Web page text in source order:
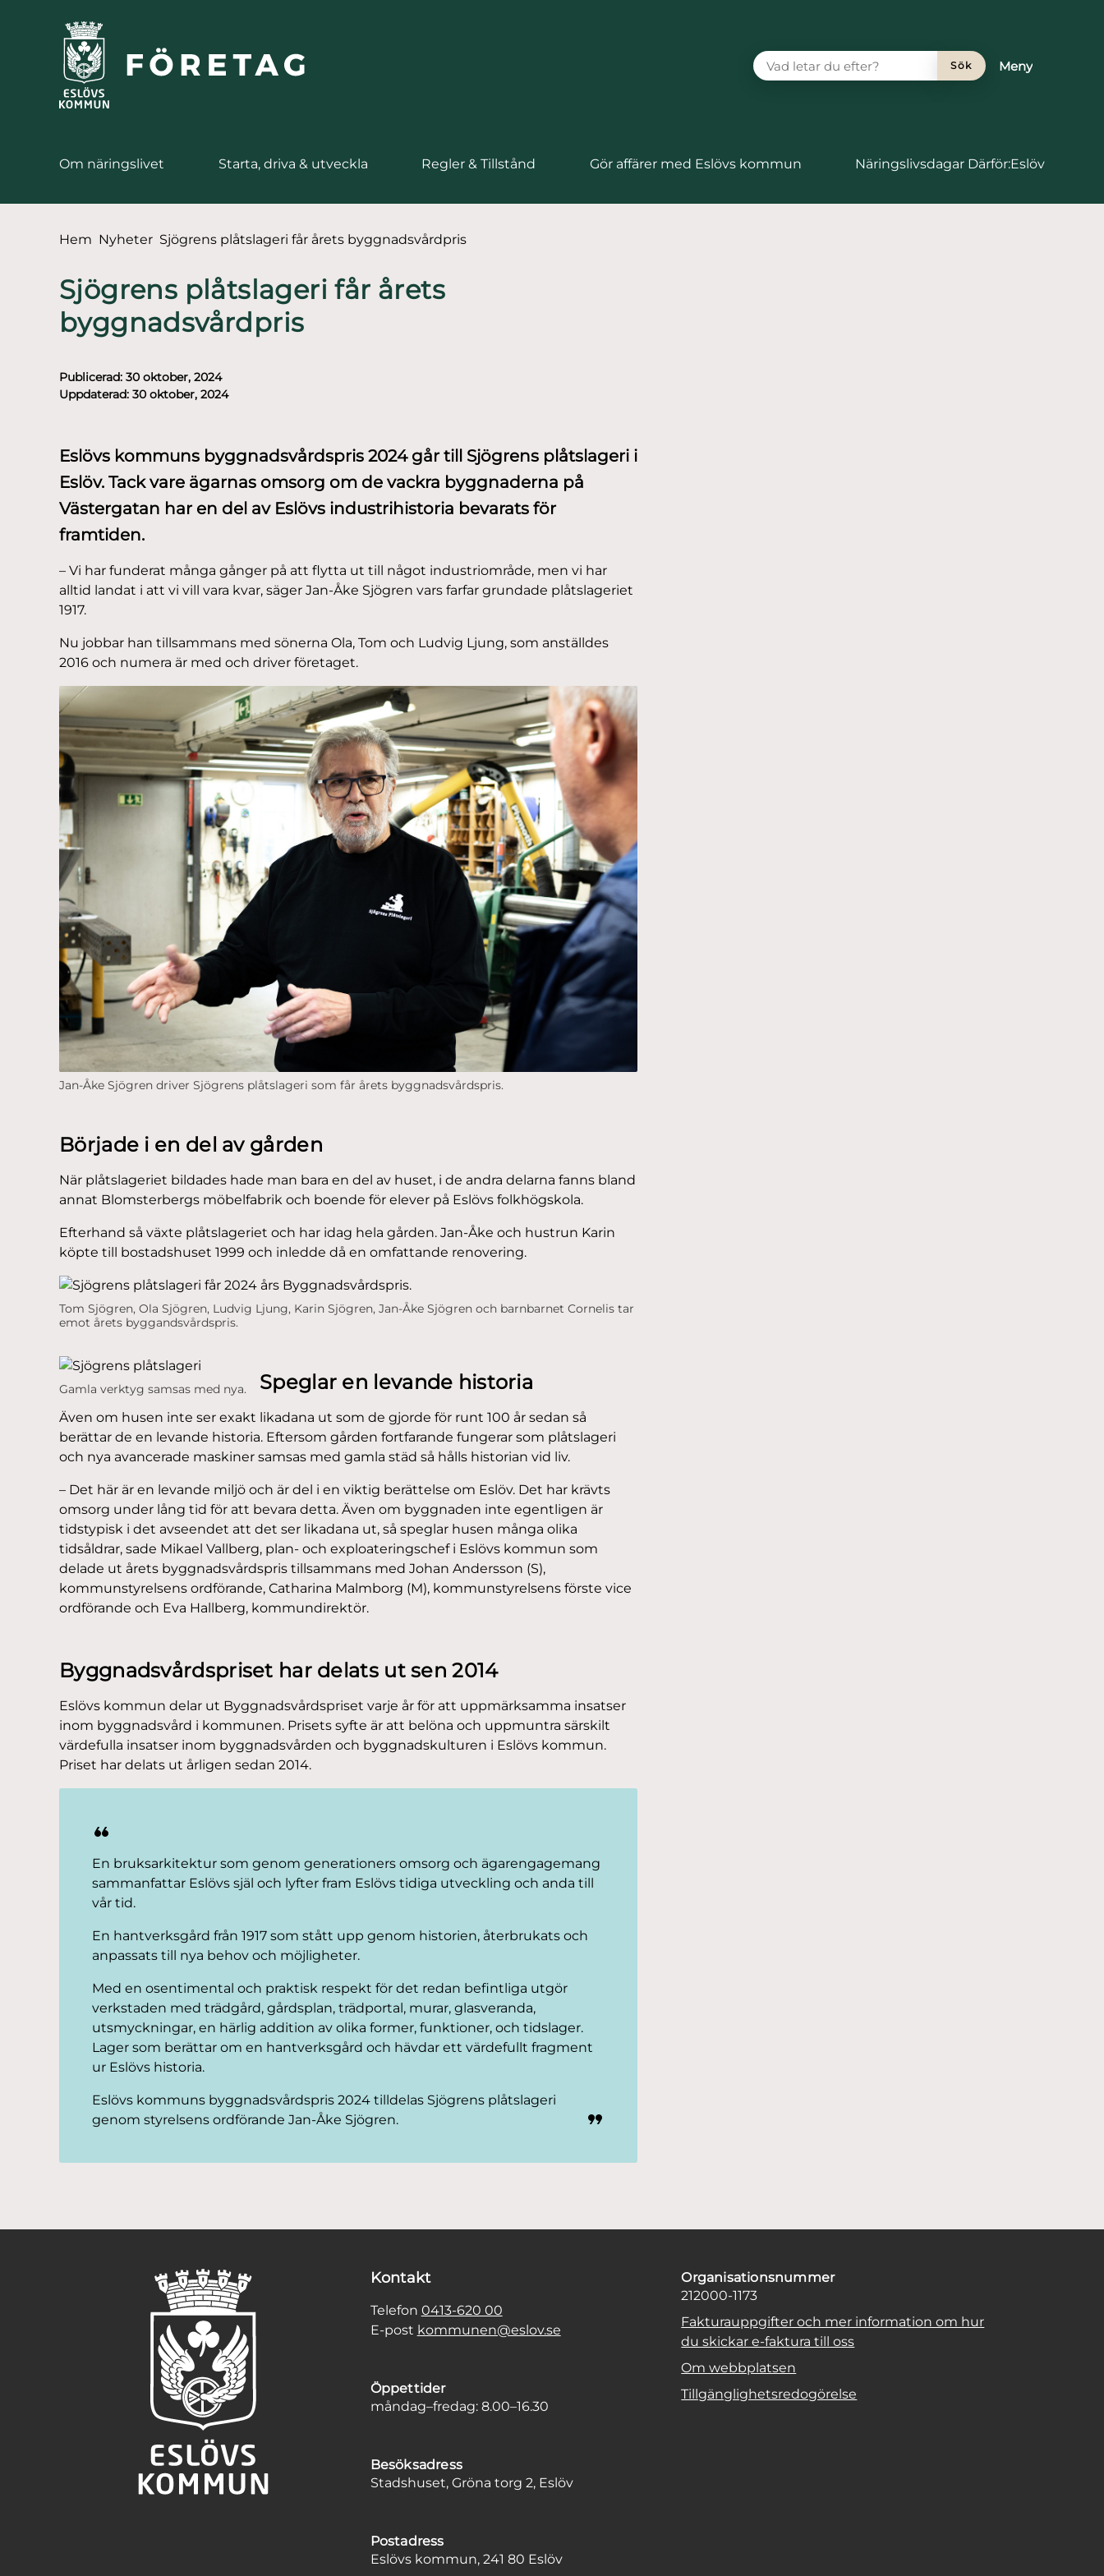
till innehåll
huvudmeny
VAD LETAR DU EFTER?
Sök
Meny
Om näringslivet Starta, driva & utveckla Regler & Tillstånd Gör affärer med Eslövs kommun Näringslivsdagar Därför:Eslöv
Du är här:
Hem Nyheter Sjögrens plåtslageri får årets byggnadsvårdpris
Sjögrens plåtslageri får årets
byggnadsvårdpris
Publicerad: 30 oktober, 2024
Uppdaterad: 30 oktober, 2024
Eslövs kommuns byggnadsvårdspris 2024 går till Sjögrens plåtslageri i
Eslöv. Tack vare ägarnas omsorg om de vackra byggnaderna på
Västergatan har en del av Eslövs industrihistoria bevarats för
framtiden.
– Vi har funderat många gånger på att flytta ut till något industriområde, men vi har
alltid landat i att vi vill vara kvar, säger Jan-Åke Sjögren vars farfar grundade plåtslageriet
1917.
Nu jobbar han tillsammans med sönerna Ola, Tom och Ludvig Ljung, som anställdes
2016 och numera är med och driver företaget.
Jan-Åke Sjögren driver Sjögrens plåtslageri som får årets byggnadsvårdspris.
Började i en del av gården
När plåtslageriet bildades hade man bara en del av huset, i de andra delarna fanns bland
annat Blomsterbergs möbelfabrik och boende för elever på Eslövs folkhögskola.
Efterhand så växte plåtslageriet och har idag hela gården. Jan-Åke och hustrun Karin
köpte till bostadshuset 1999 och inledde då en omfattande renovering.
Tom Sjögren, Ola Sjögren, Ludvig Ljung, Karin Sjögren, Jan-Åke Sjögren och barnbarnet Cornelis tar
emot årets byggandsvårdspris.
Gamla verktyg samsas med nya. Speglar en levande historia
Även om husen inte ser exakt likadana ut som de gjorde för runt 100 år sedan så
berättar de en levande historia. Eftersom gården fortfarande fungerar som plåtslageri
och nya avancerade maskiner samsas med gamla städ så hålls historian vid liv.
– Det här är en levande miljö och är del i en viktig berättelse om Eslöv. Det har krävts
omsorg under lång tid för att bevara detta. Även om byggnaden inte egentligen är
tidstypisk i det avseendet att det ser likadana ut, så speglar husen många olika
tidsåldrar, sade Mikael Vallberg, plan- och exploateringschef i Eslövs kommun som
delade ut årets byggnadsvårdspris tillsammans med Johan Andersson (S),
kommunstyrelsens ordförande, Catharina Malmborg (M), kommunstyrelsens förste vice
ordförande och Eva Hallberg, kommundirektör.
Byggnadsvårdspriset har delats ut sen 2014
Eslövs kommun delar ut Byggnadsvårdspriset varje år för att uppmärksamma insatser
inom byggnadsvård i kommunen. Prisets syfte är att belöna och uppmuntra särskilt
värdefulla insatser inom byggnadsvården och byggnadskulturen i Eslövs kommun.
Priset har delats ut årligen sedan 2014.
En bruksarkitektur som genom generationers omsorg och ägarengagemang
sammanfattar Eslövs själ och lyfter fram Eslövs tidiga utveckling och anda till
vår tid.
En hantverksgård från 1917 som stått upp genom historien, återbrukats och
anpassats till nya behov och möjligheter.
Med en osentimental och praktisk respekt för det redan befintliga utgör
verkstaden med trädgård, gårdsplan, trädportal, murar, glasveranda,
utsmyckningar, en härlig addition av olika former, funktioner, och tidslager.
Lager som berättar om en hantverksgård och hävdar ett värdefullt fragment
ur Eslövs historia.
Eslövs kommuns byggnadsvårdspris 2024 tilldelas Sjögrens plåtslageri
genom styrelsens ordförande Jan-Åke Sjögren.
Kontakt
Telefon 0413-620 00
E-post kommunen@eslov.se
Öppettider
måndag–fredag: 8.00–16.30
Besöksadress
Stadshuset, Gröna torg 2, Eslöv
Postadress
Eslövs kommun, 241 80 Eslöv
Organisationsnummer
212000-1173
Fakturauppgifter och mer information om hur
du skickar e-faktura till oss
Om webbplatsen
Tillgänglighetsredogörelse